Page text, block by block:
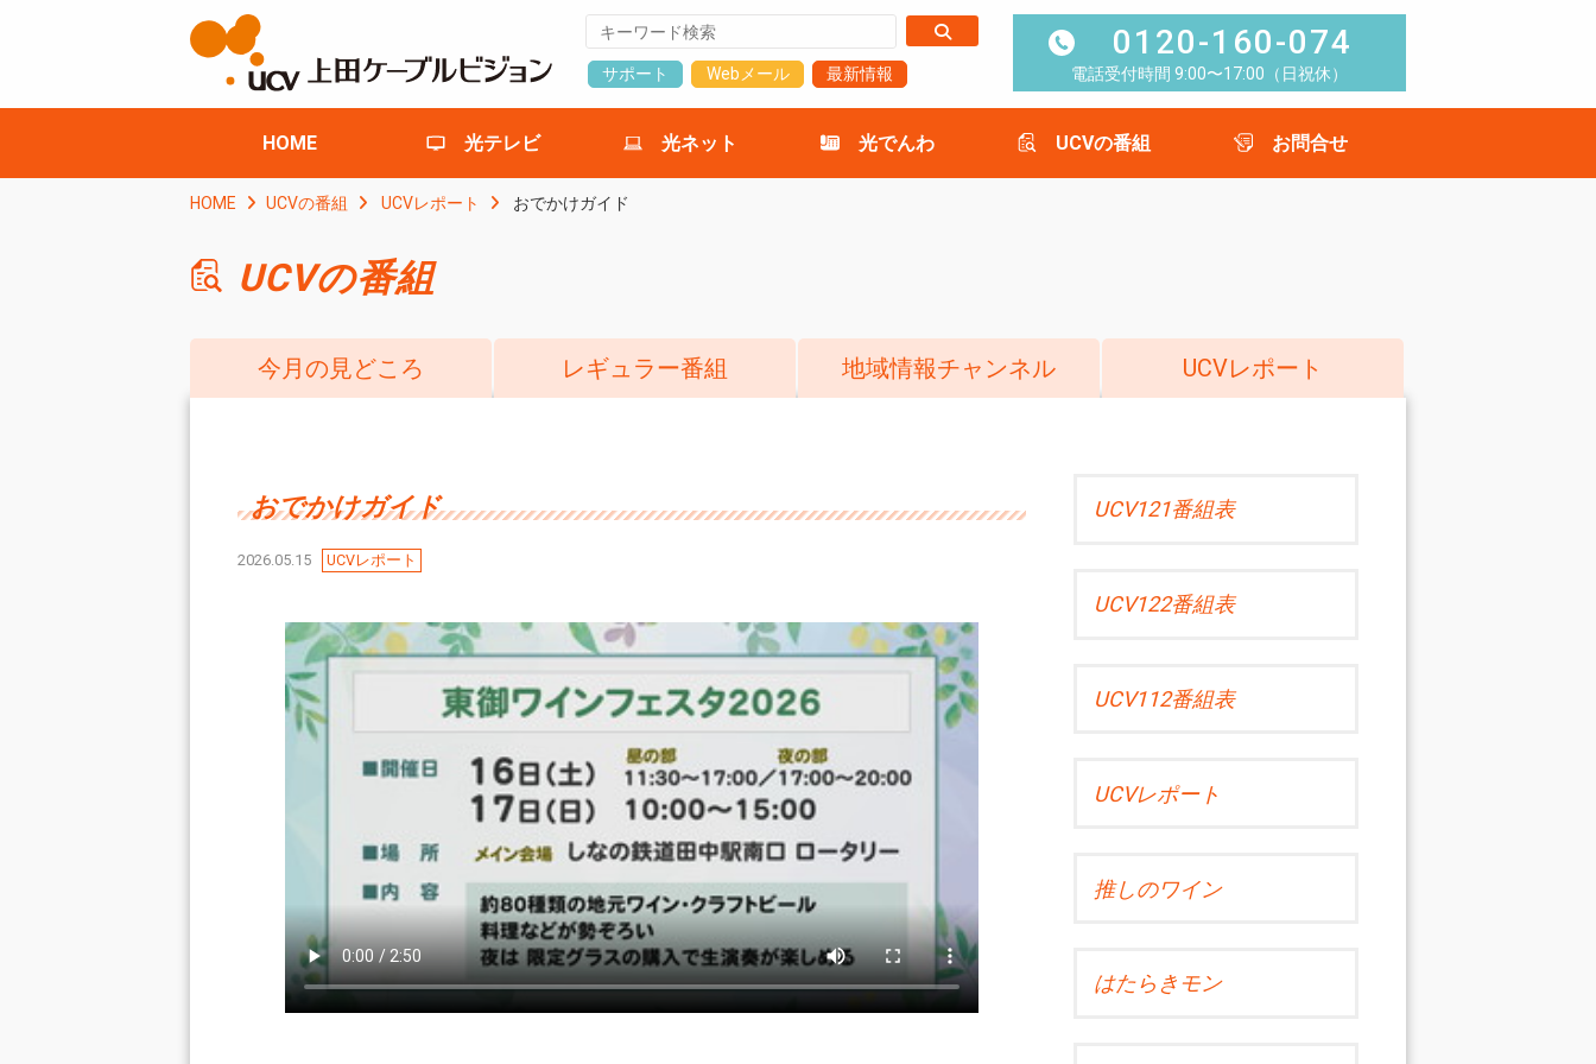
サポート Webメール 最新情報
0120-160-074
電話受付時間 9:00〜17:00（日祝休）
HOME 光テレビ 光ネット 光でんわ UCVの番組 お問合せ
HOME UCVの番組 UCVレポート おでかけガイド
UCVの番組
今月の見どころ レギュラー番組 地域情報チャンネル UCVレポート
おでかけガイド
2026.05.15 UCVレポート
UCV121番組表
UCV122番組表
UCV112番組表
UCVレポート
推しのワイン
はたらきモン